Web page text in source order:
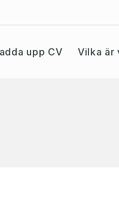
upp CV Vilka är